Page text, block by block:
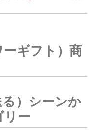
ギフト）商
）シーンか
リー